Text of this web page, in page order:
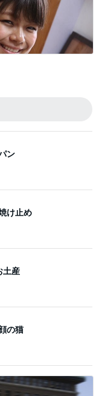
ン
け止め
土産
の猫